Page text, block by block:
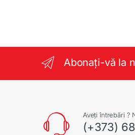
Abonați-vă la
Aveți întrebări ?
(+373)